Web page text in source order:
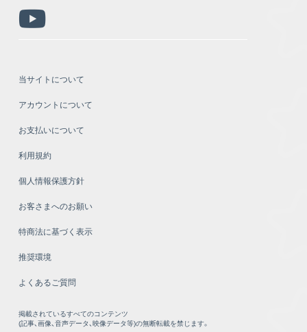
当サイトについて
アカウントについて
お支払いについて
利用規約
個人情報保護方針
お客さまへのお願い
特商法に基づく表示
推奨環境
よくあるご質問
掲載されているすべてのコンテンツ
(記事、画像、音声データ、映像データ等)の無断転載を禁じます。